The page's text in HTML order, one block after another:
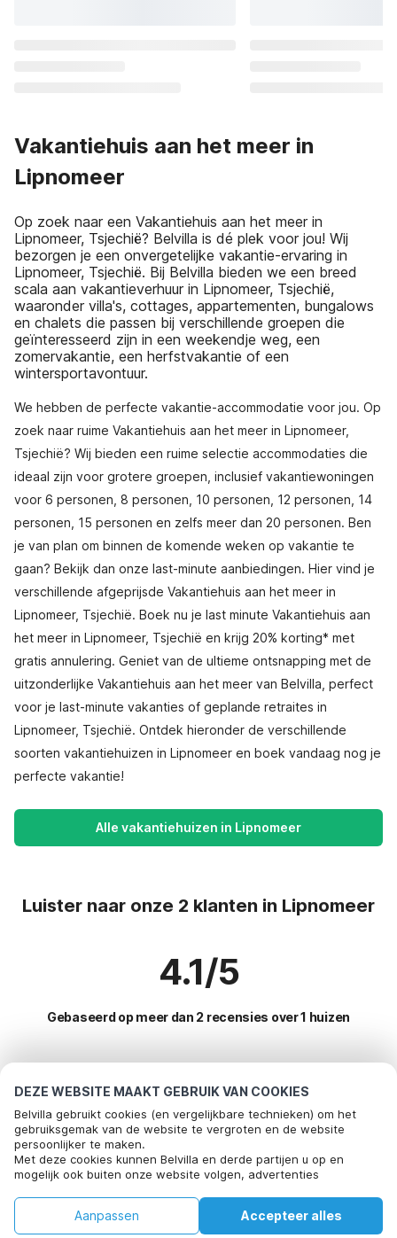
DEZE WEBSITE MAAKT GEBRUIK VAN COOKIES
Belvilla gebruikt cookies (en vergelijkbare technieken) om het
gebruiksgemak van de website te vergroten en de website
persoonlijker te maken.
Met deze cookies kunnen Belvilla en derde partijen u op en
mogelijk ook buiten onze website volgen, advertenties
social media.
Door op "accepteren" te klikken gaat u hiermee akkoord. Meer
informatie vind je in onscookiebeleid.
Accepteer alles
Aanpassen
Vakantiehuis aan het meer in
Lipnomeer
Op zoek naar een Vakantiehuis aan het meer in
Lipnomeer, Tsjechië? Belvilla is dé plek voor jou! Wij
bezorgen je een onvergetelijke vakantie-ervaring in
Lipnomeer, Tsjechië. Bij Belvilla bieden we een breed
scala aan vakantieverhuur in Lipnomeer, Tsjechië,
waaronder villa's, cottages, appartementen, bungalows
en chalets die passen bij verschillende groepen die
geïnteresseerd zijn in een weekendje weg, een
zomervakantie, een herfstvakantie of een
wintersportavontuur.
We hebben de perfecte vakantie-accommodatie voor jou. Op
zoek naar ruime Vakantiehuis aan het meer in Lipnomeer,
Tsjechië? Wij bieden een ruime selectie accommodaties die
ideaal zijn voor grotere groepen, inclusief vakantiewoningen
voor 6 personen, 8 personen, 10 personen, 12 personen, 14
personen, 15 personen en zelfs meer dan 20 personen. Ben
je van plan om binnen de komende weken op vakantie te
gaan? Bekijk dan onze last-minute aanbiedingen. Hier vind je
verschillende afgeprijsde Vakantiehuis aan het meer in
Lipnomeer, Tsjechië. Boek nu je last minute Vakantiehuis aan
het meer in Lipnomeer, Tsjechië en krijg 20% korting* met
gratis annulering. Geniet van de ultieme ontsnapping met de
uitzonderlijke Vakantiehuis aan het meer van Belvilla, perfect
voor je last-minute vakanties of geplande retraites in
Lipnomeer, Tsjechië. Ontdek hieronder de verschillende
soorten vakantiehuizen in Lipnomeer en boek vandaag nog je
perfecte vakantie!
Alle vakantiehuizen in Lipnomeer
Luister naar onze 2 klanten in Lipnomeer
4.1/5
Gebaseerd op meer dan 2 recensies over 1 huizen
Meest populaire bestemmingen voor
vakantie
Populaire voorzieningen voor vakantie in Lipnomeer
Vakantiehuis met tuin
Vakantiehuis op een vakantiepark
Vakantiehuis in skigebied
Top regio's met top voorzieningen voor vakantie
Vakantiehuis met tuin reuzengebergte-noord-bohemen
Top steden met top voorzieningen voor vakantie
Huis Verlanglijst Boekingen Account